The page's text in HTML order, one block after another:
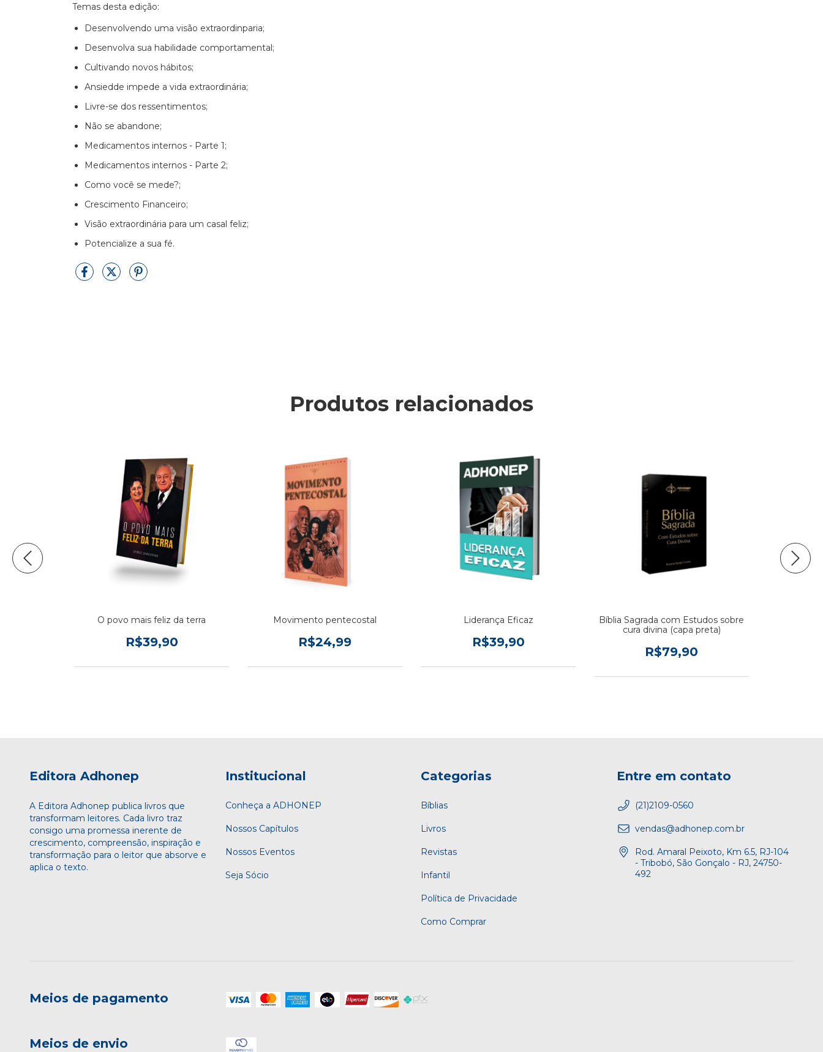
Temas desta edição:
Desenvolvendo uma visão extraordinparia;
Desenvolva sua habilidade comportamental;
Cultivando novos hábitos;
Ansiedde impede a vida extraordinária;
Livre-se dos ressentimentos;
Não se abandone;
Medicamentos internos - Parte 1;
Medicamentos internos - Parte 2;
Como você se mede?;
Crescimento Financeiro;
Visão extraordinária para um casal feliz;
Potencialize a sua fé.
Produtos relacionados
O povo mais feliz da terra
R$39,90
Movimento pentecostal
R$24,99
Liderança Eficaz
R$39,90
Bíblia Sagrada com Estudos sobre
cura divina (capa preta)
R$79,90
Editora Adhonep
A Editora Adhonep publica livros que
transformam leitores. Cada livro traz
consigo uma promessa inerente de
crescimento, compreensão, inspiração e
transformação para o leitor que absorve e
aplica o texto.
Institucional
Conheça a ADHONEP
Nossos Capítulos
Nossos Eventos
Seja Sócio
Categorias
Bíblias
Livros
Revistas
Infantil
Política de Privacidade
Como Comprar
Entre em contato
(21)2109-0560
vendas@adhonep.com.br
Rod. Amaral Peixoto, Km 6.5, RJ-104
- Tribobó, São Gonçalo - RJ, 24750-
492
Meios de pagamento
Meios de envio